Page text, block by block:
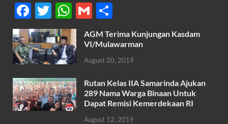
F
ac
e
b
o
o
k
T
w
itt
er
W
h
at
s
A
p
p
G
m
ail
h
ar
e
AGM Terima Kunjungan Kasdam
VI/Mulawarman
August 20, 2019
Rutan Kelas IIA Samarinda Ajukan
289 Nama Warga Binaan Untuk
Dapat Remisi Kemerdekaan RI
August 12, 2019